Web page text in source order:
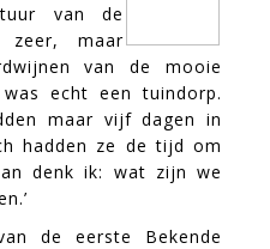
van de
zeer, maar
van de mooie
was echt een tuindorp.
maar vijf dagen in
hadden ze de tijd om
denk ik: wat zijn we
de eerste Bekende